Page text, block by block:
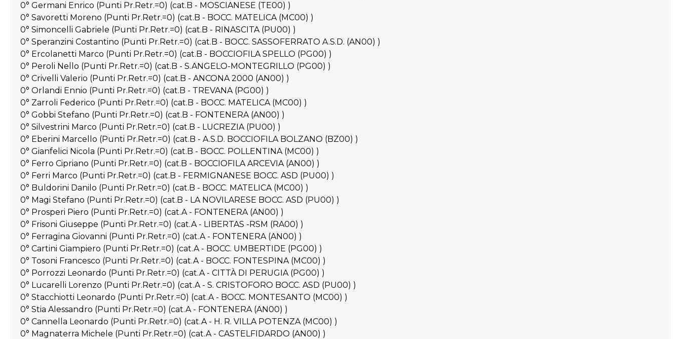
0° Germani Enrico (Punti Pr.Retr.=0) (cat.B - MOSCIANESE (TE00) )
0° Savoretti Moreno (Punti Pr.Retr.=0) (cat.B - BOCC. MATELICA (MC00) )
0° Simoncelli Gabriele (Punti Pr.Retr.=0) (cat.B - RINASCITA (PU00) )
0° Speranzini Costantino (Punti Pr.Retr.=0) (cat.B - BOCC. SASSOFERRATO A.S.D. (AN00) )
0° Ercolanetti Marco (Punti Pr.Retr.=0) (cat.B - BOCCIOFILA SPELLO (PG00) )
0° Peroli Nello (Punti Pr.Retr.=0) (cat.B - S.ANGELO-MONTEGRILLO (PG00) )
0° Crivelli Valerio (Punti Pr.Retr.=0) (cat.B - ANCONA 2000 (AN00) )
0° Orlandi Ennio (Punti Pr.Retr.=0) (cat.B - TREVANA (PG00) )
0° Zarroli Federico (Punti Pr.Retr.=0) (cat.B - BOCC. MATELICA (MC00) )
0° Gobbi Stefano (Punti Pr.Retr.=0) (cat.B - FONTENERA (AN00) )
0° Silvestrini Marco (Punti Pr.Retr.=0) (cat.B - LUCREZIA (PU00) )
0° Eberini Marcello (Punti Pr.Retr.=0) (cat.B - A.S.D. BOCCIOFILA BOLZANO (BZ00) )
0° Gianfelici Nicola (Punti Pr.Retr.=0) (cat.B - BOCC. POLLENTINA (MC00) )
0° Ferro Cipriano (Punti Pr.Retr.=0) (cat.B - BOCCIOFILA ARCEVIA (AN00) )
0° Ferri Marco (Punti Pr.Retr.=0) (cat.B - FERMIGNANESE BOCC. ASD (PU00) )
0° Buldorini Danilo (Punti Pr.Retr.=0) (cat.B - BOCC. MATELICA (MC00) )
0° Magi Stefano (Punti Pr.Retr.=0) (cat.B - LA NOVILARESE BOCC. ASD (PU00) )
0° Prosperi Piero (Punti Pr.Retr.=0) (cat.A - FONTENERA (AN00) )
0° Frisoni Giuseppe (Punti Pr.Retr.=0) (cat.A - LIBERTAS -RSM (RA00) )
0° Ferragina Giovanni (Punti Pr.Retr.=0) (cat.A - FONTENERA (AN00) )
0° Cartini Giampiero (Punti Pr.Retr.=0) (cat.A - BOCC. UMBERTIDE (PG00) )
0° Tosoni Francesco (Punti Pr.Retr.=0) (cat.A - BOCC. FONTESPINA (MC00) )
0° Porrozzi Leonardo (Punti Pr.Retr.=0) (cat.A - CITTÀ DI PERUGIA (PG00) )
0° Lucarelli Lorenzo (Punti Pr.Retr.=0) (cat.A - S. CRISTOFORO BOCC. ASD (PU00) )
0° Stacchiotti Leonardo (Punti Pr.Retr.=0) (cat.A - BOCC. MONTESANTO (MC00) )
0° Stia Alessandro (Punti Pr.Retr.=0) (cat.A - FONTENERA (AN00) )
0° Cannella Leonardo (Punti Pr.Retr.=0) (cat.A - H. R. VILLA POTENZA (MC00) )
0° Magnaterra Michele (Punti Pr.Retr.=0) (cat.A - CASTELFIDARDO (AN00) )